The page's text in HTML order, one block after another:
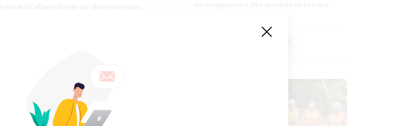
Réseau d’affaires fondé sur des méthodes
développement des activités en lien avec